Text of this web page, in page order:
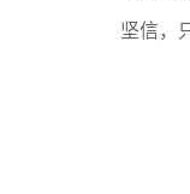
坚信，